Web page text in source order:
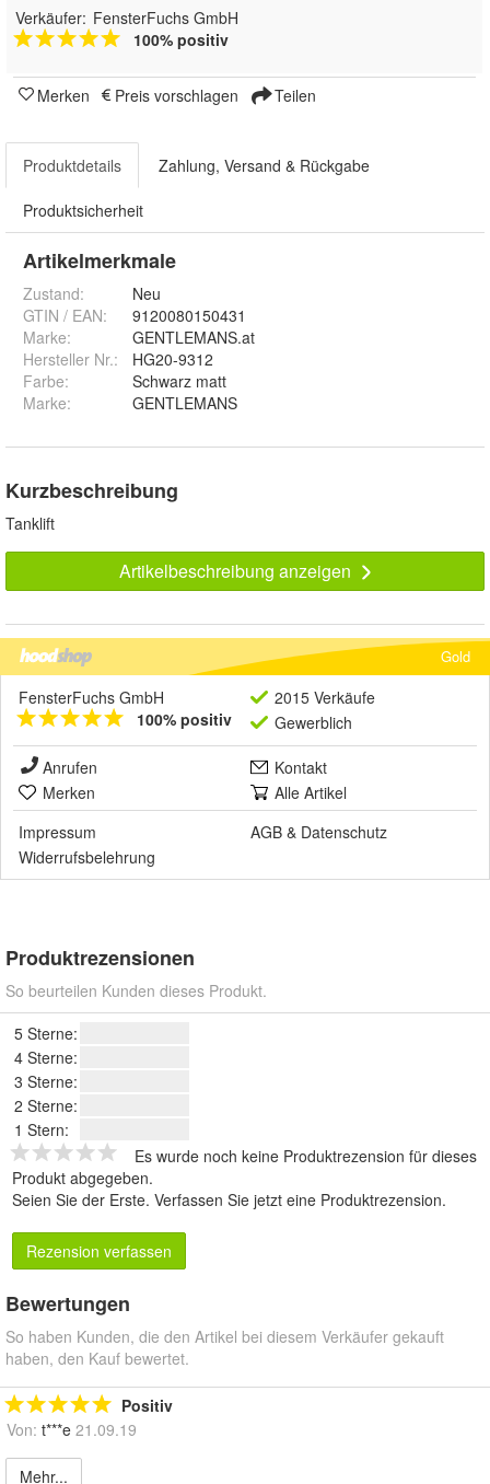
Verkäufer: FensterFuchs GmbH
100% positiv
Merken Preis vorschlagen Teilen
Produktdetails Zahlung, Versand & Rückgabe
Produktsicherheit
Artikelmerkmale
Zustand:
Neu
GTIN / EAN:
9120080150431
Marke:
GENTLEMANS.at
Hersteller Nr.:
HG20-9312
Farbe:
Schwarz matt
Marke: GENTLEMANS
Kurzbeschreibung
Tanklift
Artikelbeschreibung anzeigen
Gold
FensterFuchs GmbH
100% positiv
2015 Verkäufe
Gewerblich
Anrufen
Kontakt
Merken
Alle Artikel
Impressum
AGB & Datenschutz
Widerrufsbelehrung
Produktrezensionen
So beurteilen Kunden dieses Produkt.
5 Sterne:
4 Sterne:
3 Sterne:
2 Sterne:
1 Stern:
Es wurde noch keine Produktrezension für dieses
Produkt abgegeben.
Seien Sie der Erste. Verfassen Sie jetzt eine Produktrezension.
Rezension verfassen
Bewertungen
So haben Kunden, die den Artikel bei diesem Verkäufer gekauft
haben, den Kauf bewertet.
Positiv
Von: t***e 21.09.19
Mehr...